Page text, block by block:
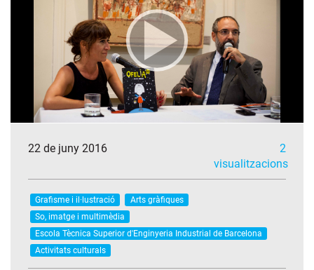
22 de juny 2016
2
visualitzacions
Grafisme i il·lustració
Arts gràfiques
So, imatge i multimèdia
Escola Tècnica Superior d'Enginyeria Industrial de Barcelona
Activitats culturals